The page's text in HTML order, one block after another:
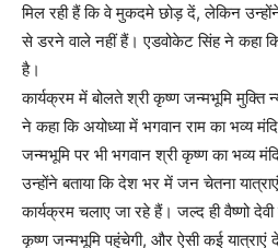
मिल रही हैं कि वे मुकदमे छोड़ दें, लेकिन
से डरने वाले नहीं हैं। एडवोकेट सिंह ने कहा
है।
कार्यक्रम में बोलते श्री कृष्ण जन्मभूमि मुक्ति
ने कहा कि अयोध्या में भगवान राम का भव्य
जन्मभूमि पर भी भगवान श्री कृष्ण का भव्य
उन्होंने बताया कि देश भर में जन चेतना
कार्यक्रम चलाए जा रहे हैं। जल्द ही वैष्णो
कृष्ण जन्मभूमि पहुंचेगी, और ऐसी कई यात्राएं